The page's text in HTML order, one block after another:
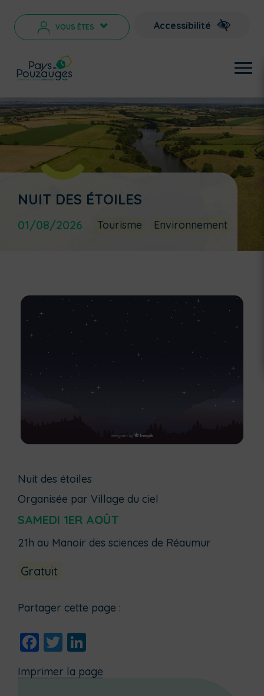
VOUS ÊTES > Accessibilité
NUIT DES ÉTOILES
01/08/2026 Tourisme Environnement
Nuit des étoiles
Organisée par Village du ciel
SAMEDI 1ER AOÛT
21h au Manoir des sciences de Réaumur
Gratuit
Partager cette page :
Facebook
Twitter
Imprimer la page